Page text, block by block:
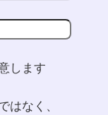
します
はなく、